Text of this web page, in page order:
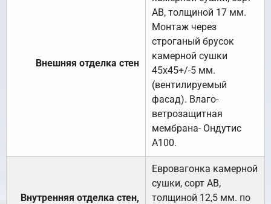
Внешняя отделка стен
АВ, толщиной 17 мм.
Монтаж через
строганый брусок
камерной сушки
45х45+/-5 мм.
(вентилируемый
фасад). Влаго-
ветрозащитная
мембрана- Ондутис
А100.
Внутренняя отделка стен,
Евровагонка камерной
сушки, сорт АВ,
толщиной 12,5 мм. по